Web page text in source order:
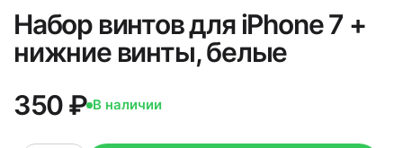
Набор винтов для iPhone 7 +
нижние винты, белые
350 ₽ В наличии